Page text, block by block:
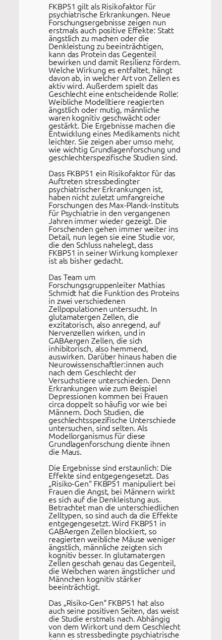
FKBP51 gilt als Risikofaktor für
psychiatrische Erkrankungen. Neue
Forschungsergebnisse zeigen nun
erstmals auch positive Effekte: Statt
ängstlich zu machen oder die
Denkleistung zu beeinträchtigen,
kann das Protein das Gegenteil
bewirken und damit Resilienz fördern.
Welche Wirkung es entfaltet, hängt
davon ab, in welcher Art von Zellen es
aktiv wird. Außerdem spielt das
Geschlecht eine entscheidende Rolle:
Weibliche Modelltiere reagierten
ängstlich oder mutig, männliche
waren kognitiv geschwächt oder
gestärkt. Die Ergebnisse machen die
Entwicklung eines Medikaments nicht
leichter. Sie zeigen aber umso mehr,
wie wichtig Grundlagenforschung und
geschlechterspezifische Studien sind.
Dass FKBP51 ein Risikofaktor für das
Auftreten stressbedingter
psychiatrischer Erkrankungen ist,
haben nicht zuletzt umfangreiche
Forschungen des Max-Planck-Instituts
für Psychiatrie in den vergangenen
Jahren immer wieder gezeigt. Die
Forschenden gehen immer weiter ins
Detail, nun legen sie eine Studie vor,
die den Schluss nahelegt, dass
FKBP51 in seiner Wirkung komplexer
ist als bisher gedacht.
Das Team um
Forschungsgruppenleiter Mathias
Schmidt hat die Funktion des Proteins
in zwei verschiedenen
Zellpopulationen untersucht. In
glutamatergen Zellen, die
exzitatorisch, also anregend, auf
Nervenzellen wirken, und in
GABAergen Zellen, die sich
inhibitorisch, also hemmend,
auswirken. Darüber hinaus haben die
Neurowissenschaftler:innen auch
nach dem Geschlecht der
Versuchstiere unterschieden. Denn
Erkrankungen wie zum Beispiel
Depressionen kommen bei Frauen
circa doppelt so häufig vor wie bei
Männern. Doch Studien, die
geschlechtsspezifische Unterschiede
untersuchen, sind selten. Als
Modellorganismus für diese
Grundlagenforschung diente ihnen
die Maus.
Die Ergebnisse sind erstaunlich: Die
Effekte sind entgegengesetzt. Das
„Risiko-Gen“ FKBP51 manipuliert bei
Frauen die Angst, bei Männern wirkt
es sich auf die Denkleistung aus.
Betrachtet man die unterschiedlichen
Zelltypen, so sind auch da die Effekte
entgegengesetzt. Wird FKBP51 in
GABAergen Zellen blockiert, so
reagierten weibliche Mäuse weniger
ängstlich, männliche zeigten sich
kognitiv besser. In glutamatergen
Zellen geschah genau das Gegenteil,
die Weibchen waren ängstlicher und
Männchen kognitiv stärker
beeinträchtigt.
Das „Risiko-Gen“ FKBP51 hat also
auch seine positiven Seiten, das weist
die Studie erstmals nach. Abhängig
von dem Wirkort und dem Geschlecht
kann es stressbedingte psychiatrische